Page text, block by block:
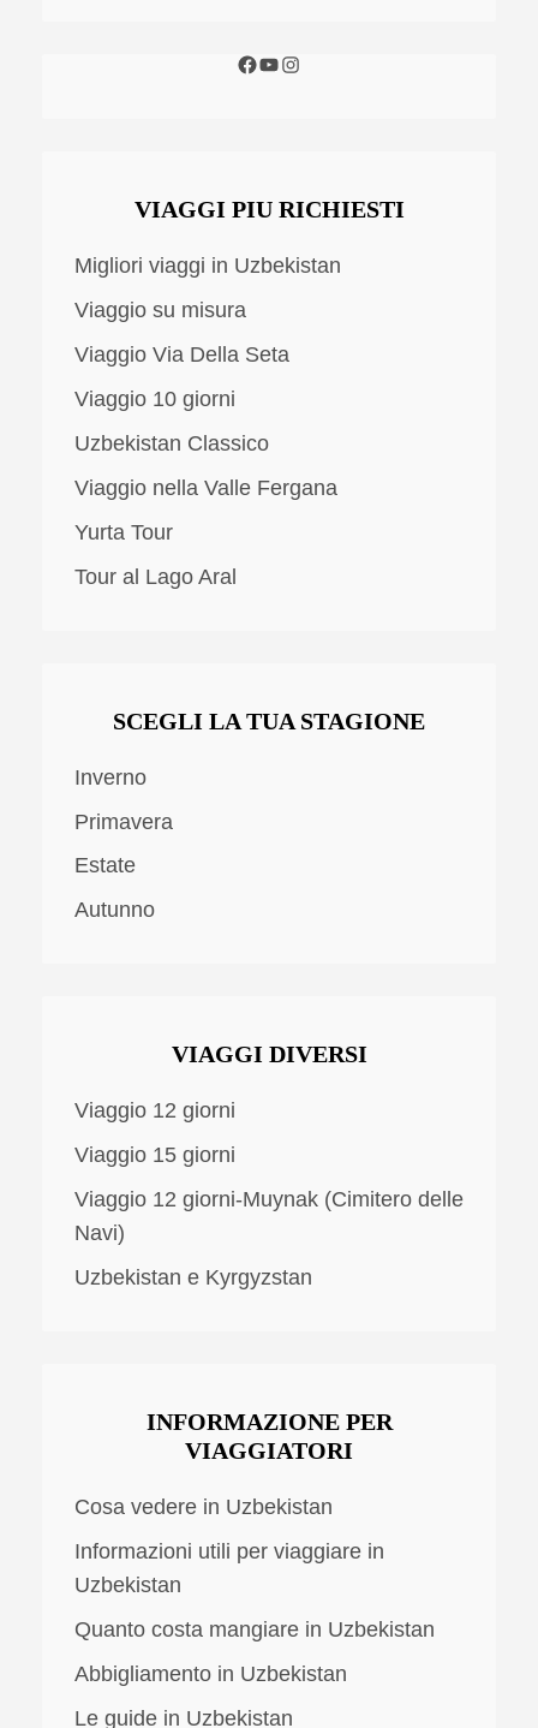
VIAGGI PIU RICHIESTI
Migliori viaggi in Uzbekistan
Viaggio su misura
Viaggio Via Della Seta
Viaggio 10 giorni
Uzbekistan Classico
Viaggio nella Valle Fergana
Yurta Tour
Tour al Lago Aral
SCEGLI LA TUA STAGIONE
Inverno
Primavera
Estate
Autunno
VIAGGI DIVERSI
Viaggio 12 giorni
Viaggio 15 giorni
Viaggio 12 giorni-Muynak (Cimitero delle
Navi)
Uzbekistan e Kyrgyzstan
INFORMAZIONE PER
VIAGGIATORI
Cosa vedere in Uzbekistan
Informazioni utili per viaggiare in
Uzbekistan
Quanto costa mangiare in Uzbekistan
Abbigliamento in Uzbekistan
Le guide in Uzbekistan